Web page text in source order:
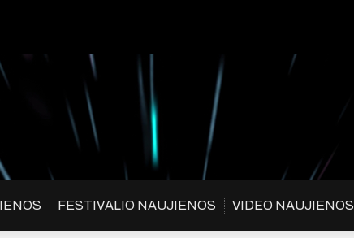
FESTIVALIO NAUJIENOS VIDEO NAUJIENOS